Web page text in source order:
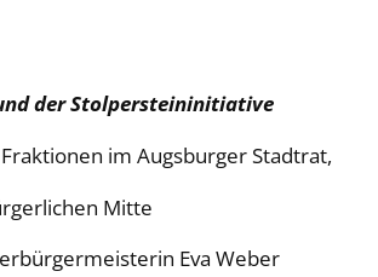
der Stolpersteininitiative
im Augsburger Stadtrat,
Mitte
Eva Weber